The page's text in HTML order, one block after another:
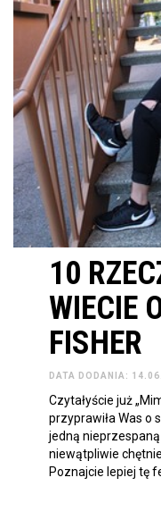
10
WIECIE
FISHER
DATA DODANIA:
Czytałyście już
przyprawiła Was o
jedną
niewątpliwie
Poznajcie lepiej tę